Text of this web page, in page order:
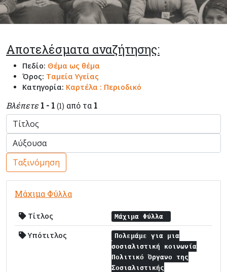
Αποτελέσματα αναζήτησης:
Πεδίο: Θέμα ως θέμα
Όρος: Ταμεία Υγείας
Κατηγορία: Καρτέλα : Περιοδικό
Βλέπετε 1 - 1 (1) από τα 1
Ταξινόμηση
Μάχιμα Φύλλα
Τίτλος Μάχιμα Φύλλα
Υπότιτλος
Πολεμάμε για μια
σοσιαλιστική κοινωνία
Πολιτικό Όργανο της
Σοσιαλιστικής